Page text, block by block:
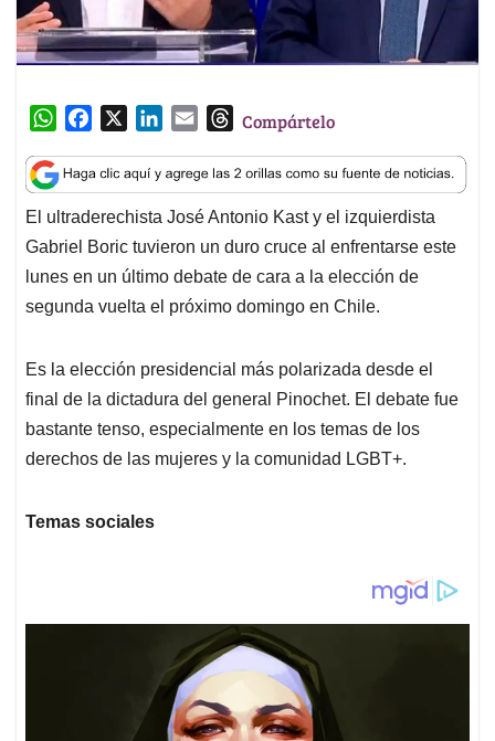
W
a
t
s
A
p
p
c
e
b
o
o
k
n
k
e
d
I
n
a
i
l
T
r
e
a
d
s
Compártelo
El ultraderechista José Antonio Kast y el izquierdista
Gabriel Boric tuvieron un duro cruce al enfrentarse este
lunes en un último debate de cara a la elección de
segunda vuelta el próximo domingo en Chile.
Es la elección presidencial más polarizada desde el
final de la dictadura del general Pinochet. El debate fue
bastante tenso, especialmente en los temas de los
derechos de las mujeres y la comunidad LGBT+.
Temas sociales